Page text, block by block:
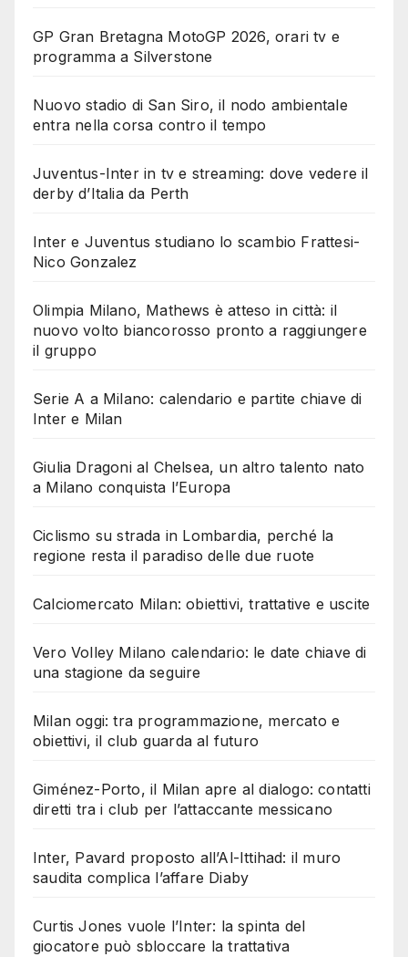
GP Gran Bretagna MotoGP 2026, orari tv e
programma a Silverstone
Nuovo stadio di San Siro, il nodo ambientale
entra nella corsa contro il tempo
Juventus-Inter in tv e streaming: dove vedere il
derby d’Italia da Perth
Inter e Juventus studiano lo scambio Frattesi-
Nico Gonzalez
Olimpia Milano, Mathews è atteso in città: il
nuovo volto biancorosso pronto a raggiungere
il gruppo
Serie A a Milano: calendario e partite chiave di
Inter e Milan
Giulia Dragoni al Chelsea, un altro talento nato
a Milano conquista l’Europa
Ciclismo su strada in Lombardia, perché la
regione resta il paradiso delle due ruote
Calciomercato Milan: obiettivi, trattative e uscite
Vero Volley Milano calendario: le date chiave di
una stagione da seguire
Milan oggi: tra programmazione, mercato e
obiettivi, il club guarda al futuro
Giménez-Porto, il Milan apre al dialogo: contatti
diretti tra i club per l’attaccante messicano
Inter, Pavard proposto all’Al-Ittihad: il muro
saudita complica l’affare Diaby
Curtis Jones vuole l’Inter: la spinta del
giocatore può sbloccare la trattativa